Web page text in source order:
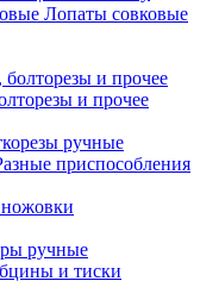
Лопаты совковые
и прочее
ручные
приспособления
ручные
и тиски